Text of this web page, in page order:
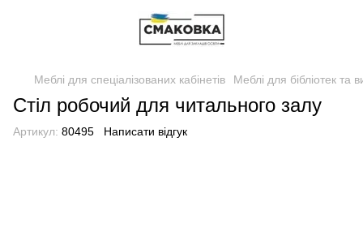
Меблі для спеціалізованих кабінетів Меблі для бібліотек та
Стіл робочий для читального залу
Артикул: 80495 Написати відгук